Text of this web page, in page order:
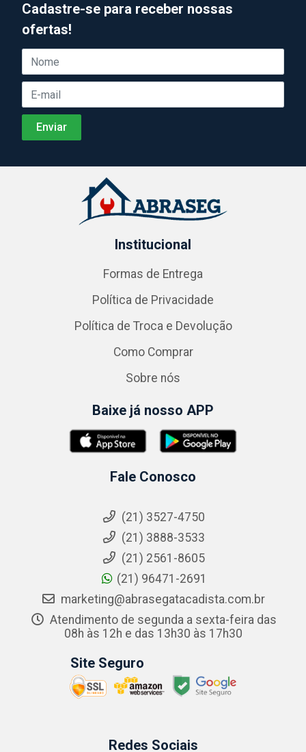
Cadastre-se para receber nossas
ofertas!
Institucional
Formas de Entrega
Política de Privacidade
Política de Troca e Devolução
Como Comprar
Sobre nós
Baixe já nosso APP
Fale Conosco
(21) 3527-4750
(21) 3888-3533
(21) 2561-8605
(21) 96471-2691
marketing@abrasegatacadista.com.br
Atendimento de segunda a sexta-feira das
08h às 12h e das 13h30 às 17h30
Site Seguro
Redes Sociais